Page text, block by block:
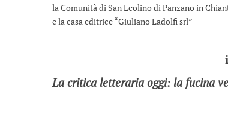
la Comunità di San Leolino di Panzano in
e la casa editrice “Giuliano Ladolfi srl”
La critica letteraria oggi: la fucina